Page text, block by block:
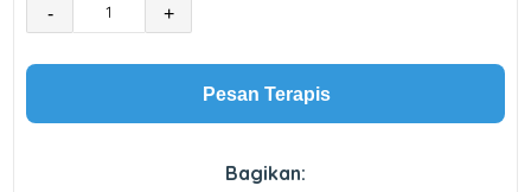
- +
Pesan Terapis
Bagikan: